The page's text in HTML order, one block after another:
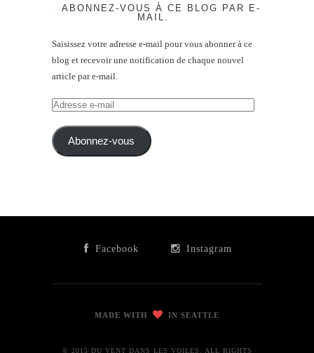
ABONNEZ-VOUS À CE BLOG PAR E-
MAIL.
Saisissez votre adresse e-mail pour vous abonner à ce
blog et recevoir une notification de chaque nouvel
article par e-mail.
Adresse
mail Abonnez-vous
Facebook Instagram
MADE WITH IN SEATTLE
© 2015 DU VENT DANS LES VOILES. ALL RIGHTS